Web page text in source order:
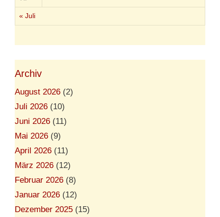
« Juli
Archiv
August 2026 (2)
Juli 2026 (10)
Juni 2026 (11)
Mai 2026 (9)
April 2026 (11)
März 2026 (12)
Februar 2026 (8)
Januar 2026 (12)
Dezember 2025 (15)